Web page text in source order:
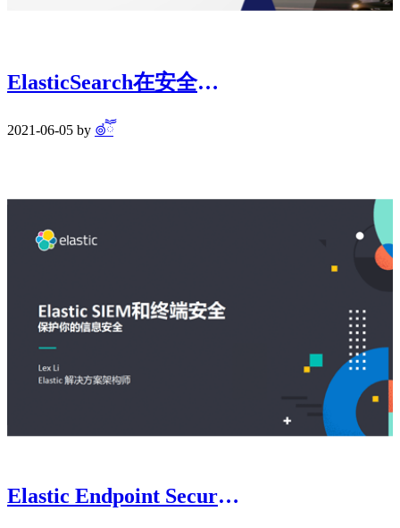
ElasticSearch在安全日志分析平台（SIEM）的应用及实践
2021-06-05 by ⊚ཽ҆
Elastic Endpoint Security 概述